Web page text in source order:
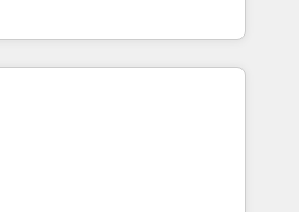
as possible to be
every client. Services include
sales enablement, CRM
Enterprise level
marketing strategy,
HubSpot CMS,
growth driven design
in helping Global B2B